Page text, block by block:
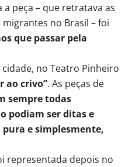
peça – que retratava as
no Brasil – foi
que passar pela
no Teatro Pinheiro
ao crivo”. As peças de
sempre todas
podiam ser ditas e
e simplesmente,
representada depois no